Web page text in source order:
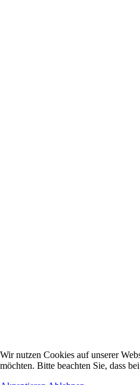
Wir nutzen Cookies auf unserer
möchten. Bitte beachten Sie, dass